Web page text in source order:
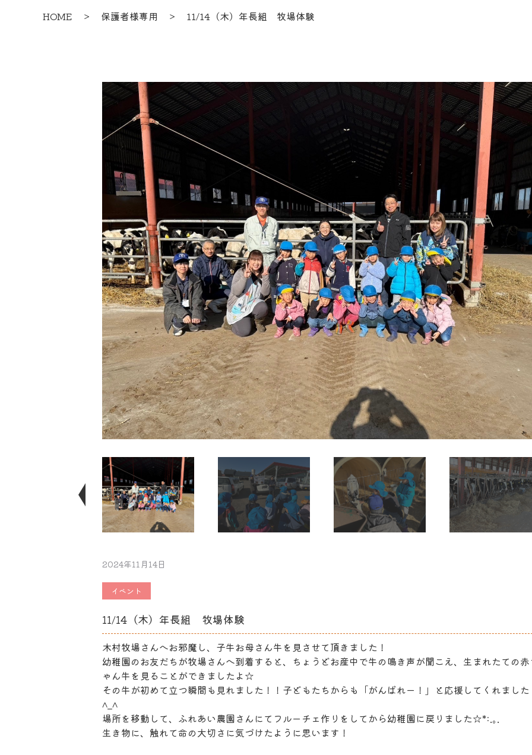
HOME ＞ 保護者様専用 ＞ 11/14（木）年長組 牧場体験
Next
2024年11月14日
イベント
11/14（木）年長組 牧場体験
木村牧場さんへお邪魔し、子牛お母さん牛を見させて頂きました！
幼稚園のお友だちが牧場さんへ到着すると、ちょうどお産中で牛の鳴き声が聞こえ、生まれたての
ゃん牛を見ることができましたよ☆
その牛が初めて立つ瞬間も見れました！！子どもたちからも「がんばれー！」と応援してくれました
^_^
場所を移動して、ふれあい農園さんにてフルーチェ作りをしてから幼稚園に戻りました☆*:.｡.
生き物に、触れて命の大切さに気づけたように思います！